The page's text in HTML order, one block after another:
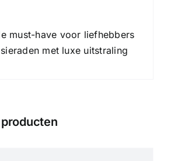
must-have voor liefhebbers
met luxe uitstraling